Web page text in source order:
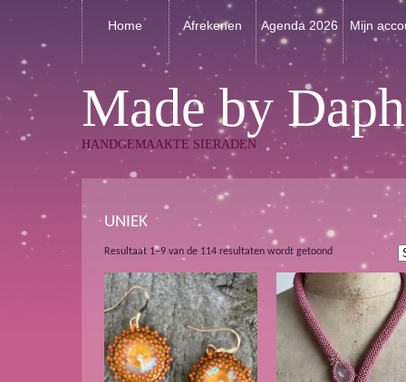
Home Afrekenen Agenda 2026 Mijn
Made by
HANDGEMAAKTE SIERADEN
UNIEK
Resultaat 1–9 van de 114 resultaten wordt getoond Gesorteerd
nieuwste